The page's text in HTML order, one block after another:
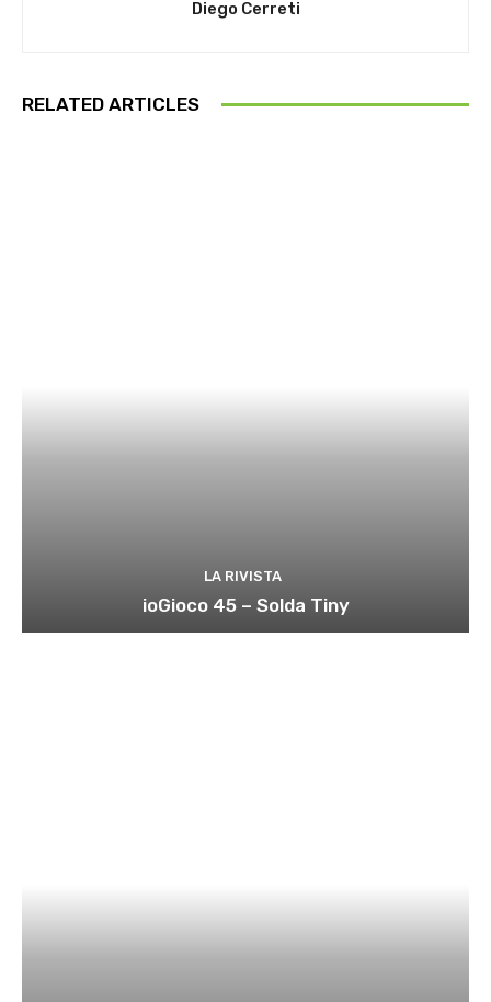
Diego Cerreti
RELATED ARTICLES
LA RIVISTA
ioGioco 45 – Solda Tiny